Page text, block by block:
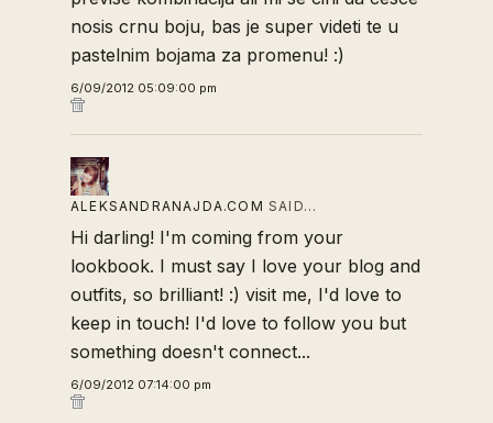
nosis crnu boju, bas je super videti te u
pastelnim bojama za promenu! :)
6/09/2012 05:09:00 pm
ALEKSANDRANAJDA.COM SAID…
Hi darling! I'm coming from your
lookbook. I must say I love your blog and
outfits, so brilliant! :) visit me, I'd love to
keep in touch! I'd love to follow you but
something doesn't connect...
6/09/2012 07:14:00 pm